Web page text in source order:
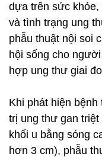
dựa trên sức
và tình trạng ung
phẫu thuật nội soi
hội sống cho
hợp ung thư giai
Khi phát hiện bệnh
trị ung thư gan
khối u bằng sóng
hơn 3 cm), phẫu